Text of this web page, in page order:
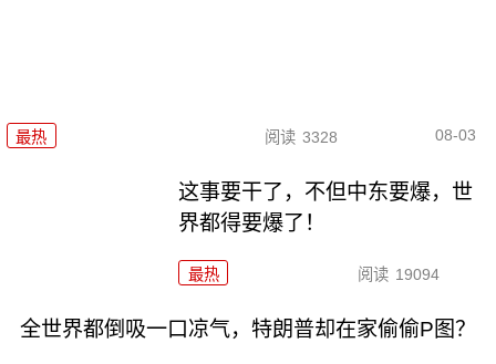
最热 阅读 3328 08-03
这事要干了，不但中东要爆，世
界都得要爆了！
最热 阅读 19094
全世界都倒吸一口凉气，特朗普却在家偷偷P图？